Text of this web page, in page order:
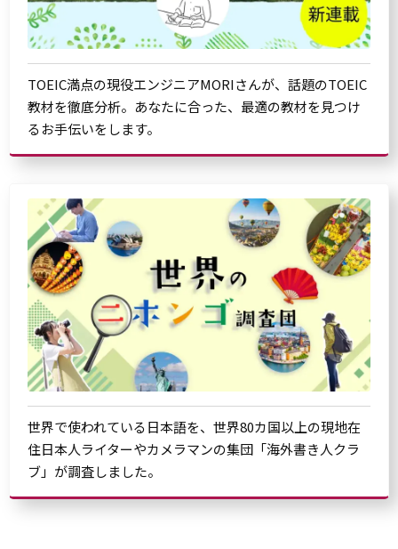
TOEIC満点の現役エンジニアMORIさんが、話題のTOEIC
教材を徹底分析。あなたに合った、最適の教材を見つけ
るお手伝いをします。
世界で使われている日本語を、世界80カ国以上の現地在
住日本人ライターやカメラマンの集団「海外書き人クラ
ブ」が調査しました。